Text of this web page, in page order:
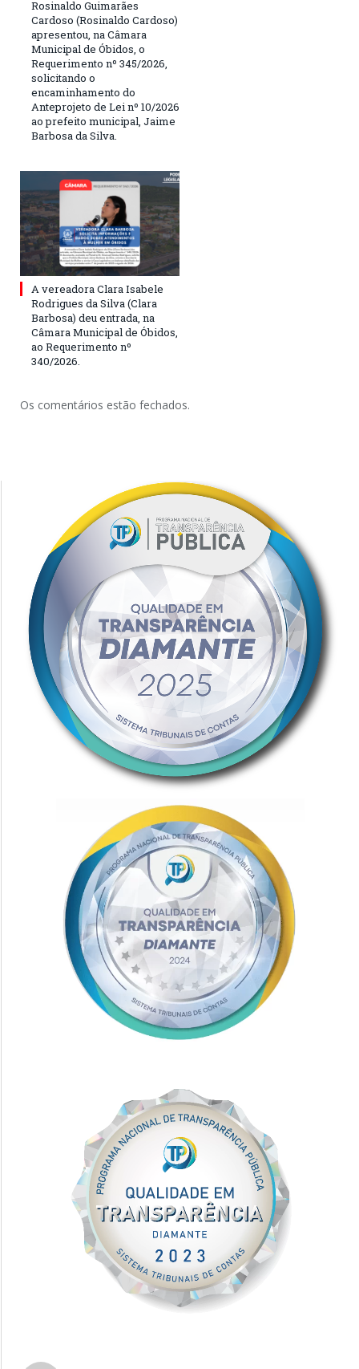
Rosinaldo Guimarães
Cardoso (Rosinaldo Cardoso)
apresentou, na Câmara
Municipal de Óbidos, o
Requerimento nº 345/2026,
solicitando o
encaminhamento do
Anteprojeto de Lei nº 10/2026
ao prefeito municipal, Jaime
Barbosa da Silva.
A vereadora Clara Isabele
Rodrigues da Silva (Clara
Barbosa) deu entrada, na
Câmara Municipal de Óbidos,
ao Requerimento nº
340/2026.
Os comentários estão fechados.